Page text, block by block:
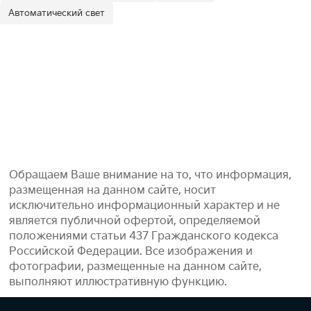
Автоматический свет
Обращаем Ваше внимание на то, что информация,
размещенная на данном сайте, носит
исключительно информационный характер и не
является публичной офертой, определяемой
положениями статьи 437 Гражданского кодекса
Российской Федерации. Все изображения и
фотографии, размещенные на данном сайте,
выполняют иллюстративную функцию.